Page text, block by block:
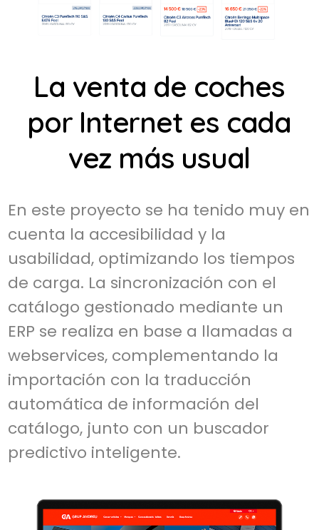
La venta de coches
por Internet es cada
vez más usual
En este proyecto se ha tenido muy en
cuenta la accesibilidad y la
usabilidad, optimizando los tiempos
de carga. La sincronización con el
catálogo gestionado mediante un
ERP se realiza en base a llamadas a
webservices, complementando la
importación con la traducción
automática de información del
catálogo, junto con un buscador
predictivo inteligente.